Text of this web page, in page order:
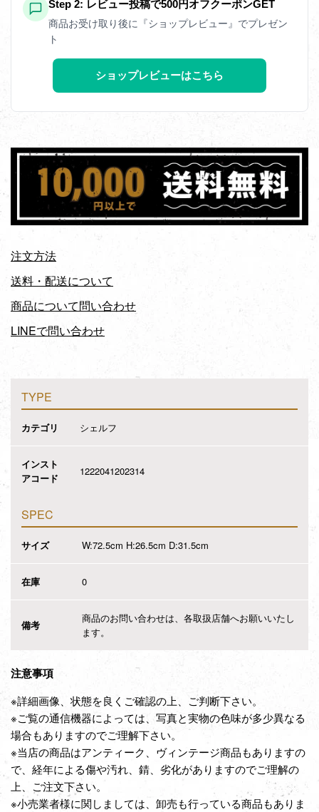
Step 2: レビュー投稿で500円オフクーポンGET
商品お受け取り後に『ショップレビュー』でプレゼン
ト
ショップレビューはこちら
注文方法
送料・配送について
商品について問い合わせ
LINEで問い合わせ
TYPE
カテゴリ シェルフ
インスト
アコード
1222041202314
SPEC
サイズ W:72.5cm H:26.5cm D:31.5cm
在庫 0
備考
商品のお問い合わせは、各取扱店舗へお願いいたし
ます。
注意事項
※詳細画像、状態を良くご確認の上、ご判断下さい。
※ご覧の通信機器によっては、写真と実物の色味が多少異なる
場合もありますのでご理解下さい。
※当店の商品はアンティーク、ヴィンテージ商品もありますの
で、経年による傷や汚れ、錆、劣化がありますのでご理解の
上、ご注文下さい。
※小売業者様に関しましては、卸売も行っている商品もありま